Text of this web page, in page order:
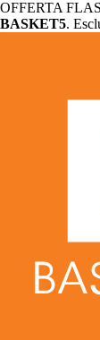
OFFERTA
BASKET5.